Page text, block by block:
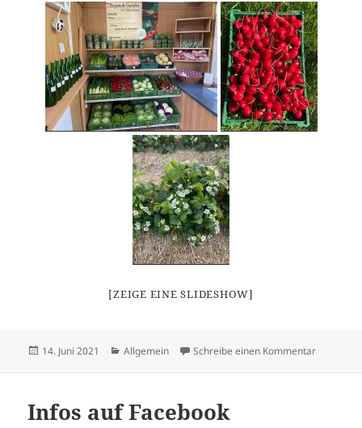
[ZEIGE EINE SLIDESHOW]
Veröffentlicht
14. Juni 2021 Kategorien
Allgemein Schreibe einen Kommentarzu
Infos auf Facebook